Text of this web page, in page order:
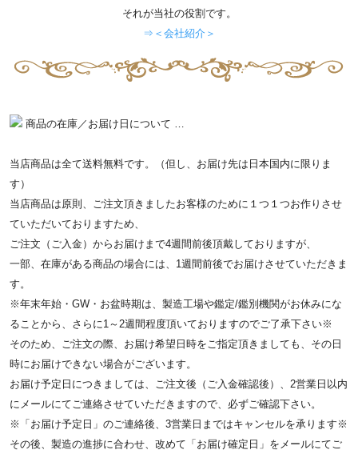
それが当社の役割です。
⇒＜会社紹介＞
商品の在庫／お届け日について …
当店商品は全て送料無料です。（但し、お届け先は日本国内に限りま
す）
当店商品は原則、ご注文頂きましたお客様のために１つ１つお作りさせ
ていただいておりますため、
ご注文（ご入金）からお届けまで4週間前後頂戴しておりますが、
一部、在庫がある商品の場合には、1週間前後でお届けさせていただきま
す。
※年末年始・GW・お盆時期は、製造工場や鑑定/鑑別機関がお休みにな
ることから、さらに1～2週間程度頂いておりますのでご了承下さい※
そのため、ご注文の際、お届け希望日時をご指定頂きましても、その日
時にお届けできない場合がございます。
お届け予定日につきましては、ご注文後（ご入金確認後）、2営業日以内
にメールにてご連絡させていただきますので、必ずご確認下さい。
※「お届け予定日」のご連絡後、3営業日まではキャンセルを承ります※
その後、製造の進捗に合わせ、改めて「お届け確定日」をメールにてご